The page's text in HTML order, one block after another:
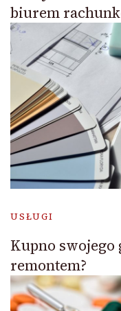
biurem
USŁUGI
Kupno swojego
remontem?